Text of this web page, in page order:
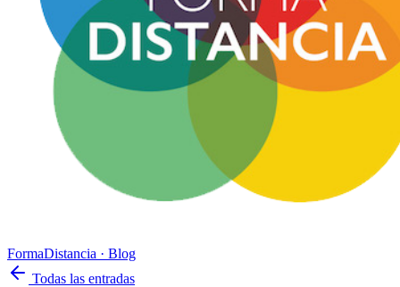
FormaDistancia · Blog
Todas las entradas